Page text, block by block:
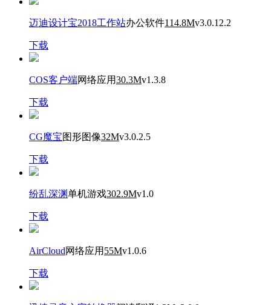
迈迪设计宝2018工作站办公软件114.8Mv3.0.12.2
下载
COS客户端网络应用30.3Mv1.3.8
下载
CG魔宝图形图像32Mv3.0.2.5
下载
纷乱深渊单机游戏302.9Mv1.0
下载
AirCloud网络应用 55Mv1.0.6
下载